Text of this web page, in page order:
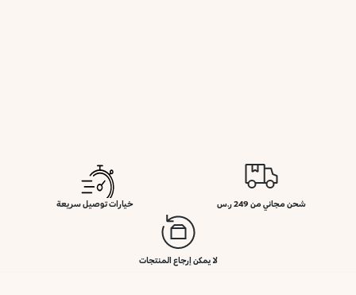
شحن مجاني من 249 ر.س خيارات توصيل سريعة
لا يمكن إرجاع المنتجات